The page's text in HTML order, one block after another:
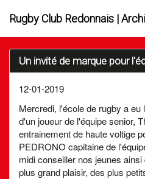
Rugby Club Redonnais |
Un invité de marque pour
12-01-2019
Mercredi, l'école de rugby a
d'un joueur de l'équipe senior,
entrainement de haute voltige
PEDRONO capitaine de
midi conseiller nos jeunes
plus grand plaisir, des plus